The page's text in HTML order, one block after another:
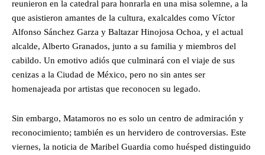
reunieron en la catedral para honrarla en una misa solemne, a la
que asistieron amantes de la cultura, exalcaldes como Víctor
Alfonso Sánchez Garza y Baltazar Hinojosa Ochoa, y el actual
alcalde, Alberto Granados, junto a su familia y miembros del
cabildo. Un emotivo adiós que culminará con el viaje de sus
cenizas a la Ciudad de México, pero no sin antes ser
homenajeada por artistas que reconocen su legado.
Sin embargo, Matamoros no es solo un centro de admiración y
reconocimiento; también es un hervidero de controversias. Este
viernes, la noticia de Maribel Guardia como huésped distinguido